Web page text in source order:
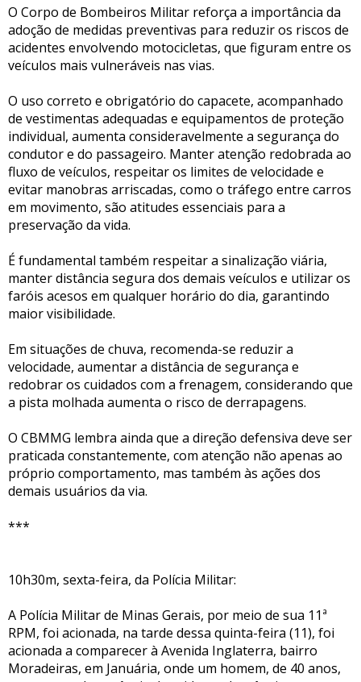
O Corpo de Bombeiros Militar reforça a importância da
adoção de medidas preventivas para reduzir os riscos de
acidentes envolvendo motocicletas, que figuram entre os
veículos mais vulneráveis nas vias.
O uso correto e obrigatório do capacete, acompanhado
de vestimentas adequadas e equipamentos de proteção
individual, aumenta consideravelmente a segurança do
condutor e do passageiro. Manter atenção redobrada ao
fluxo de veículos, respeitar os limites de velocidade e
evitar manobras arriscadas, como o tráfego entre carros
em movimento, são atitudes essenciais para a
preservação da vida.
É fundamental também respeitar a sinalização viária,
manter distância segura dos demais veículos e utilizar os
faróis acesos em qualquer horário do dia, garantindo
maior visibilidade.
Em situações de chuva, recomenda-se reduzir a
velocidade, aumentar a distância de segurança e
redobrar os cuidados com a frenagem, considerando que
a pista molhada aumenta o risco de derrapagens.
O CBMMG lembra ainda que a direção defensiva deve ser
praticada constantemente, com atenção não apenas ao
próprio comportamento, mas também às ações dos
demais usuários da via.
***
10h30m, sexta-feira, da Polícia Militar:
A Polícia Militar de Minas Gerais, por meio de sua 11ª
RPM, foi acionada, na tarde dessa quinta-feira (11), foi
acionada a comparecer à Avenida Inglaterra, bairro
Moradeiras, em Januária, onde um homem, de 40 anos,